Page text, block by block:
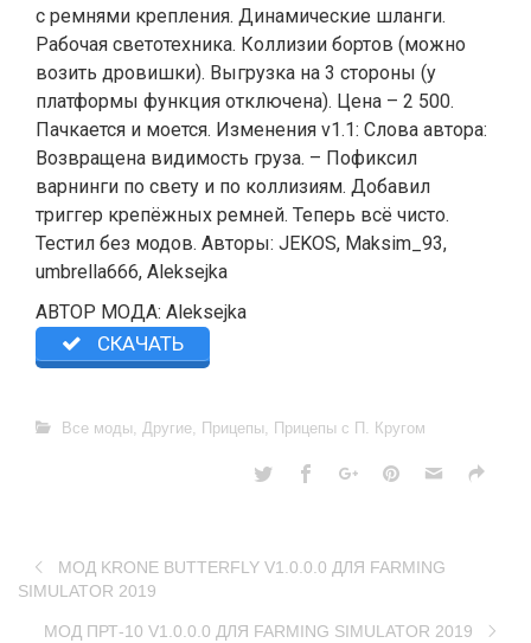
с ремнями крепления. Динамические шланги.
Рабочая светотехника. Коллизии бортов (можно
возить дровишки). Выгрузка на 3 стороны (у
платформы функция отключена). Цена – 2 500.
Пачкается и моется. Изменения v1.1: Слова автора:
Возвращена видимость груза. – Пофиксил
варнинги по свету и по коллизиям. Добавил
триггер крепёжных ремней. Теперь всё чисто.
Тестил без модов. Авторы: JEKOS, Maksim_93,
umbrella666, Aleksejka
АВТОР МОДА: Aleksejka
СКАЧАТЬ
Все моды, Другие, Прицепы, Прицепы с П. Кругом
MOД KRONE BUTTERFLY V1.0.0.0 ДЛЯ FARMING
SIMULATOR 2019
МОД ПРТ-10 V1.0.0.0 ДЛЯ FARMING SIMULATOR 2019